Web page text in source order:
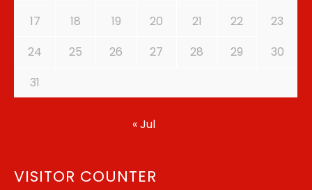
17
18 19 20 21 22
23
24
25 26 27 28 29
30
31
« Jul
VISITOR COUNTER